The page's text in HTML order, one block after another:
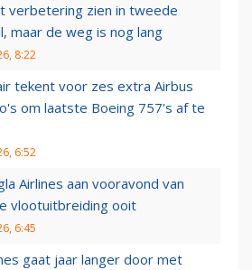
verbetering zien in tweede
maar de weg is nog lang
8:22
tekent voor zes extra Airbus
om laatste Boeing 757's af te
6:52
Airlines aan vooravond van
vlootuitbreiding ooit
6:45
gaat jaar langer door met